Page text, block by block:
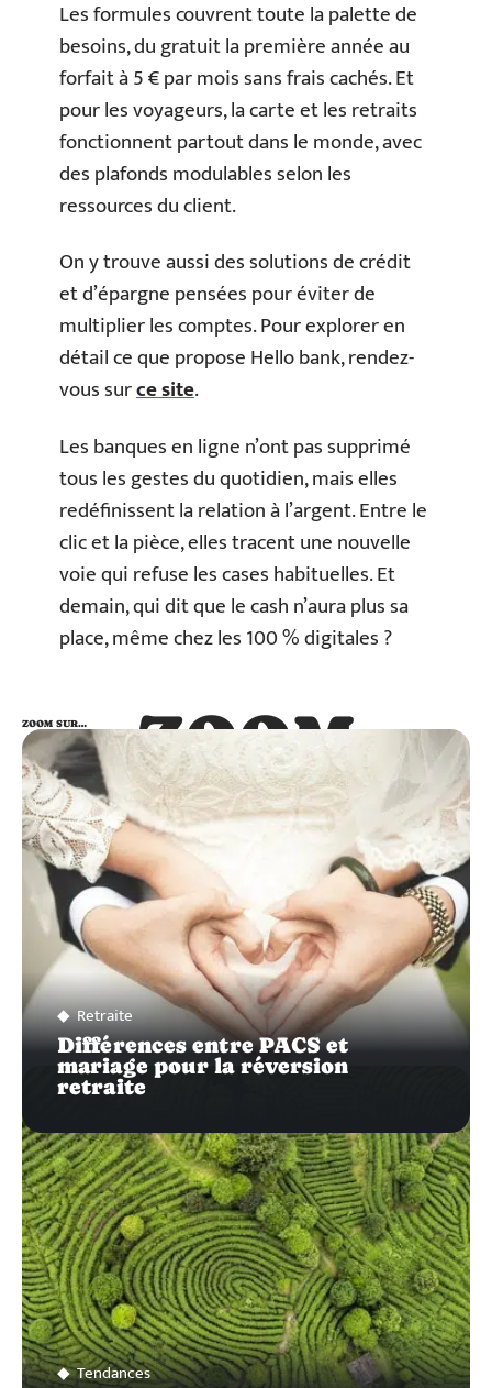
Les formules couvrent toute la palette de
besoins, du gratuit la première année au
forfait à 5 € par mois sans frais cachés. Et
pour les voyageurs, la carte et les retraits
fonctionnent partout dans le monde, avec
des plafonds modulables selon les
ressources du client.
On y trouve aussi des solutions de crédit
et d’épargne pensées pour éviter de
multiplier les comptes. Pour explorer en
détail ce que propose Hello bank, rendez-
vous surce site.
Les banques en ligne n’ont pas supprimé
tous les gestes du quotidien, mais elles
redéfinissent la relation à l’argent. Entre le
clic et la pièce, elles tracent une nouvelle
voie qui refuse les cases habituelles. Et
demain, qui dit que le cash n’aura plus sa
place, même chez les 100 % digitales ?
ZOOM
SUR…
ZOOM SUR…
Retraite
Différences entre PACS et
mariage pour la réversion
retraite
Tendances